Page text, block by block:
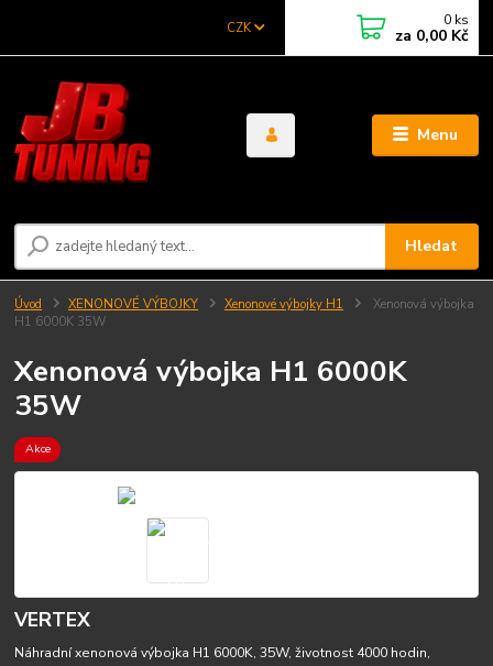
Menu
CZK
Hledat
0 ks
za 0,00 Kč
Úvod XENONOVÉ VÝBOJKY Xenonové výbojky H1
Xenonová výbojka
H1 6000K 35W
Xenonová výbojka H1 6000K
35W
Akce
VERTEX
Náhradní xenonová výbojka H1 6000K, 35W, životnost 4000 hodin,